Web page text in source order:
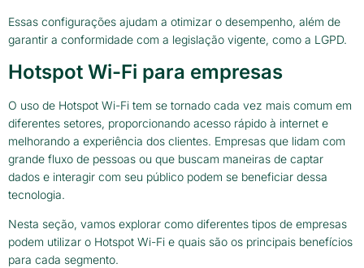
Essas configurações ajudam a otimizar o desempenho, além de
garantir a conformidade com a legislação vigente, como a LGPD.
Hotspot Wi-Fi para empresas
O uso de Hotspot Wi-Fi tem se tornado cada vez mais comum em
diferentes setores, proporcionando acesso rápido à internet e
melhorando a experiência dos clientes. Empresas que lidam com
grande fluxo de pessoas ou que buscam maneiras de captar
dados e interagir com seu público podem se beneficiar dessa
tecnologia.
Nesta seção, vamos explorar como diferentes tipos de empresas
podem utilizar o Hotspot Wi-Fi e quais são os principais benefícios
para cada segmento.